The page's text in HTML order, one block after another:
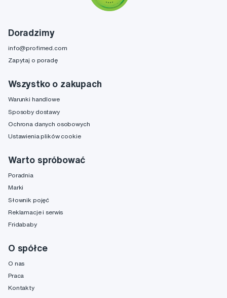
Doradzimy
info@profimed.com
Zapytaj o poradę
Wszystko o zakupach
Warunki handlowe
Sposoby dostawy
Ochrona danych osobowych
Ustawienia plików cookie
Warto spróbować
Poradnia
Marki
Słownik pojęć
Reklamacje i serwis
Fridababy
O spółce
O nas
Praca
Kontakty